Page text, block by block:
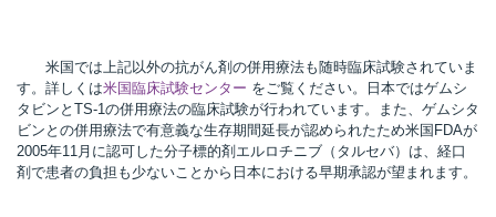
米国では上記以外の抗がん剤の併用療法も随時臨床試験されていま
す。詳しくは米国臨床試験センター をご覧ください。日本ではゲムシ
タビンとTS-1の併用療法の臨床試験が行われています。また、ゲムシタ
ビンとの併用療法で有意義な生存期間延長が認められたため米国FDAが
2005年11月に認可した分子標的剤エルロチニブ（タルセバ）は、経口
剤で患者の負担も少ないことから日本における早期承認が望まれます。